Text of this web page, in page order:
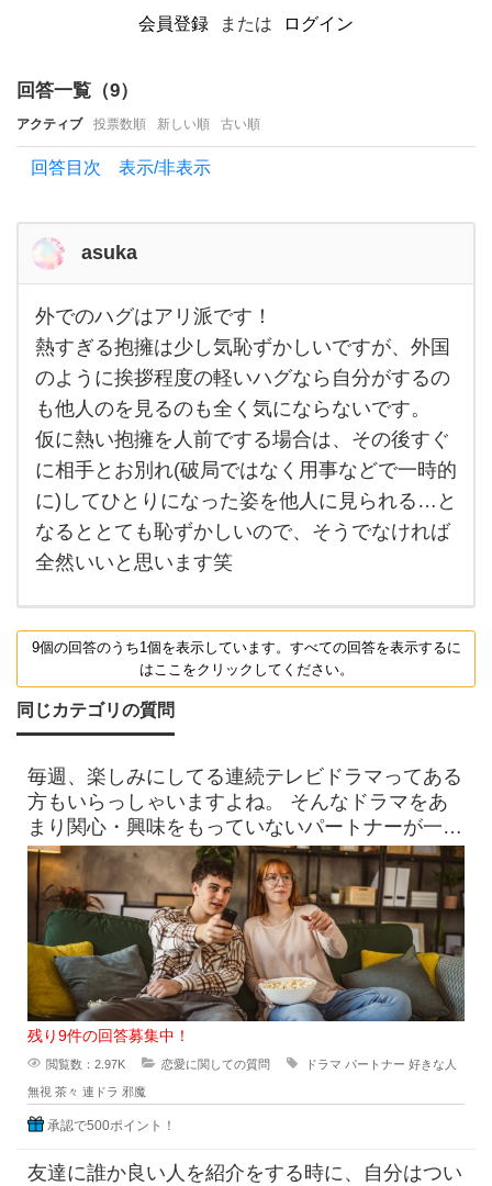
ード
ル
が高
い印
あ
る
会員登録 または ログイン
回答一覧（9）
アクティブ 投票数順 新しい順 古い順
回答目次 表示/非表示
asuka
外で
のハ
グは
アリ
派で
す！
熱す
ぎる
抱擁
は少
し気
恥ず
かし
いで
す
外国
外でのハグはアリ派です！
熱すぎる抱擁は少し気恥ずかしいですが、外国
のように挨拶程度の軽いハグなら自分がするの
も他人のを見るのも全く気にならないです。
仮に熱い抱擁を人前でする場合は、その後すぐ
に相手とお別れ(破局ではなく用事などで一時的
に)してひとりになった姿を他人に見られる…と
なるととても恥ずかしいので、そうでなければ
全然いいと思います笑
9個の回答のうち1個を表示しています。すべての回答を表示するに
はここをクリックしてください。
同じカテゴリの質問
毎週、楽しみにしてる連続テレビドラマってある
方もいらっしゃいますよね。 そんなドラマをあ
まり関心・興味をもっていないパートナーが一緒
に見ているときに ド
残り9件の回答募集中！
閲覧数：2.97K 恋愛に関しての質問 ドラマ パートナー 好きな人
無視 茶々 連ドラ 邪魔
承認で500ポイント！
友達に誰か良い人を紹介をする時に、自分はつい